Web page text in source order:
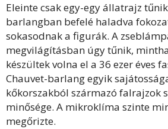
Eleinte csak egy-egy állatrajz
barlangban befelé haladva
sokasodnak a figurák. A
megvilágításban úgy tűnik,
készültek volna el a 36 ezer éves
Chauvet-barlang egyik
kőkorszakból származó falrajzok
minősége. A mikroklíma szinte
megőrizte.